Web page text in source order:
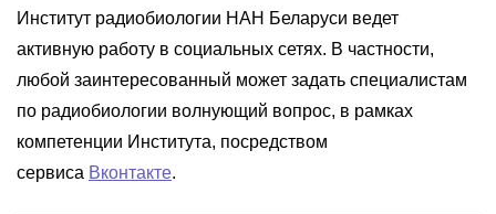
Институт радиобиологии НАН Беларуси ведет
активную работу в социальных сетях. В частности,
любой заинтересованный может задать специалистам
по радиобиологии волнующий вопрос, в рамках
компетенции Института, посредством
сервиса Вконтакте.